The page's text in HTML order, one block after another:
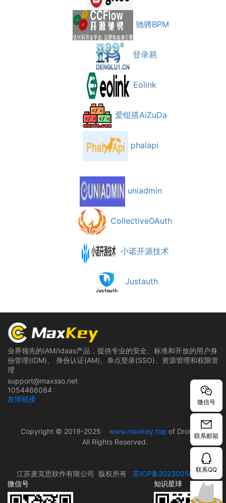
驰骋BPM
登录易
Eolink
爱组搭AiZuDa
phalapi
uniadmin
CollectiveOAuth
小诺开源技术
Justauth
业界领先的IAM/Idaas产品，提供专业的安全、标准和开放的用户身
份管理(IDM)、 身份认证(AM)、单点登录(SSO)、资源管理和权限管
理
support@maxsso.net
1054466084
友情链接
Copyright © 2019-2025 www.maxkey.top of Dromara
All Rights Reserved.
江苏麦克思软件有限公司 版权所有 苏ICP备2023005690号
微信号
知识星球
微信号
联系邮箱
联系QQ